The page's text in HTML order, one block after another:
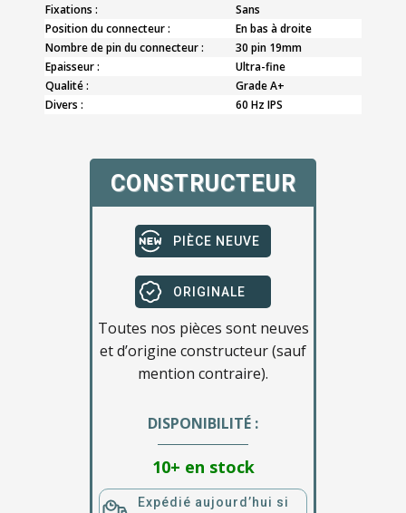
Fixations :
Sans
Position du connecteur :
En bas à droite
Nombre de pin du connecteur :
30 pin 19mm
Epaisseur :
Ultra-fine
Qualité :
Grade A+
Divers :
60 Hz IPS
CONSTRUCTEUR
PIÈCE NEUVE
ORIGINALE
Toutes nos pièces sont neuves
et d’origine constructeur (sauf
mention contraire).
DISPONIBILITÉ :
10+ en stock
Expédié aujourd’hui si